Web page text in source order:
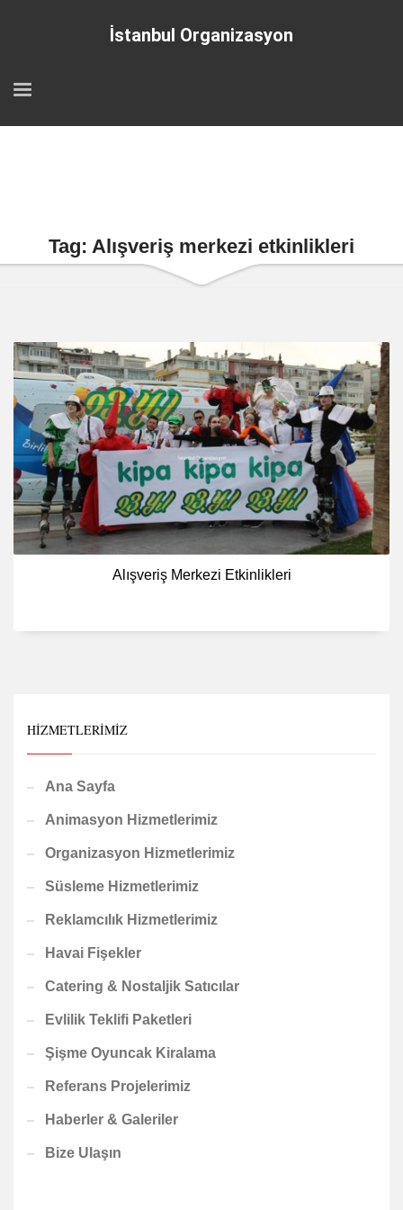
İstanbul Organizasyon
Tag: Alışveriş merkezi etkinlikleri
Alışveriş Merkezi Etkinlikleri
HIZMETLERIMIZ
Ana Sayfa
Animasyon Hizmetlerimiz
Organizasyon Hizmetlerimiz
Süsleme Hizmetlerimiz
Reklamcılık Hizmetlerimiz
Havai Fişekler
Catering & Nostaljik Satıcılar
Evlilik Teklifi Paketleri
Şişme Oyuncak Kiralama
Referans Projelerimiz
Haberler & Galeriler
Bize Ulaşın